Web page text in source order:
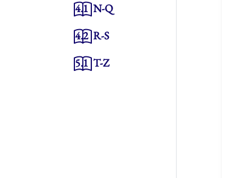
4.1N-Q
4.2R-S
5.1T-Z